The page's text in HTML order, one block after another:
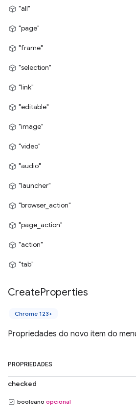
"all"
"page"
"frame"
"selection"
"link"
"editable"
"image"
"video"
"audio"
"launcher"
"browser_action"
"page_action"
"action"
"tab"
CreateProperties
Chrome 123+
Propriedades do novo item do
PROPRIEDADES
checked
booleano opcional